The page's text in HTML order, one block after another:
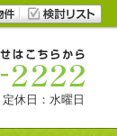
定休日：水曜日